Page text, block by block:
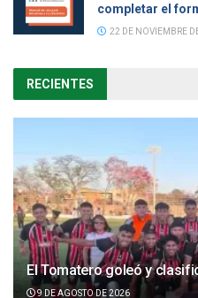
completar el
22 DE NOVIEMBRE
RECIENTES
El Tomatero goleó y
9 DE AGOSTO DE 2026